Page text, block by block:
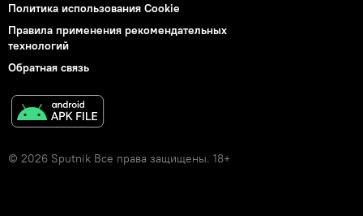
Политика использования Cookie
Правила применения рекомендательных
технологий
Обратная связь
© 2026 Sputnik Все права защищены. 18+